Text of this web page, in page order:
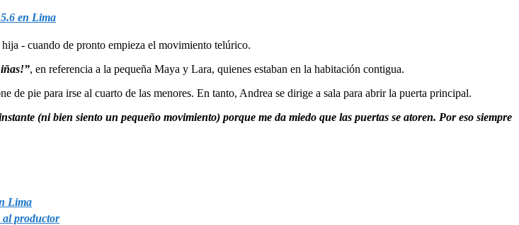
en Lima
- cuando de pronto empieza el movimiento telúrico.
, en referencia a la pequeña Maya y Lara, quienes estaban en la habitación contigua.
de pie para irse al cuarto de las menores. En tanto, Andrea se dirige a sala para abrir la puerta principal.
(ni bien siento un pequeño movimiento) porque me da miedo que las puertas se atoren. Por eso siempre
Lima
al productor